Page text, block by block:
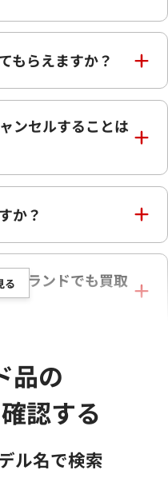
もらえますか？
ンセルすることは
か？
ブランドでも買取
態が良くないもの
る
品の
認する
ル名で検索